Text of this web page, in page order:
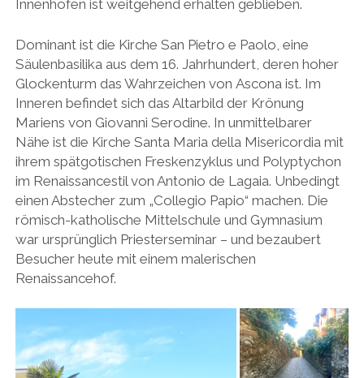
Innenhöfen ist weitgehend erhalten geblieben.
Dominant ist die Kirche San Pietro e Paolo, eine
Säulenbasilika aus dem 16. Jahrhundert, deren hoher
Glockenturm das Wahrzeichen von Ascona ist. Im
Inneren befindet sich das Altarbild der Krönung
Mariens von Giovanni Serodine. In unmittelbarer
Nähe ist die Kirche Santa Maria della Misericordia mit
ihrem spätgotischen Freskenzyklus und Polyptychon
im Renaissancestil von Antonio de Lagaia. Unbedingt
einen Abstecher zum „Collegio Papio“ machen. Die
römisch-katholische Mittelschule und Gymnasium
war ursprünglich Priesterseminar – und bezaubert
Besucher heute mit einem malerischen
Renaissancehof.